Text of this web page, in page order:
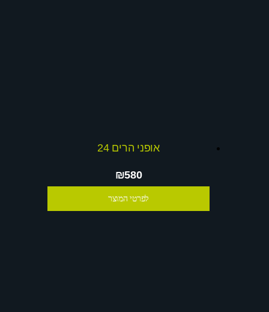
אופני הרים 24
₪580
לפרטי המוצר